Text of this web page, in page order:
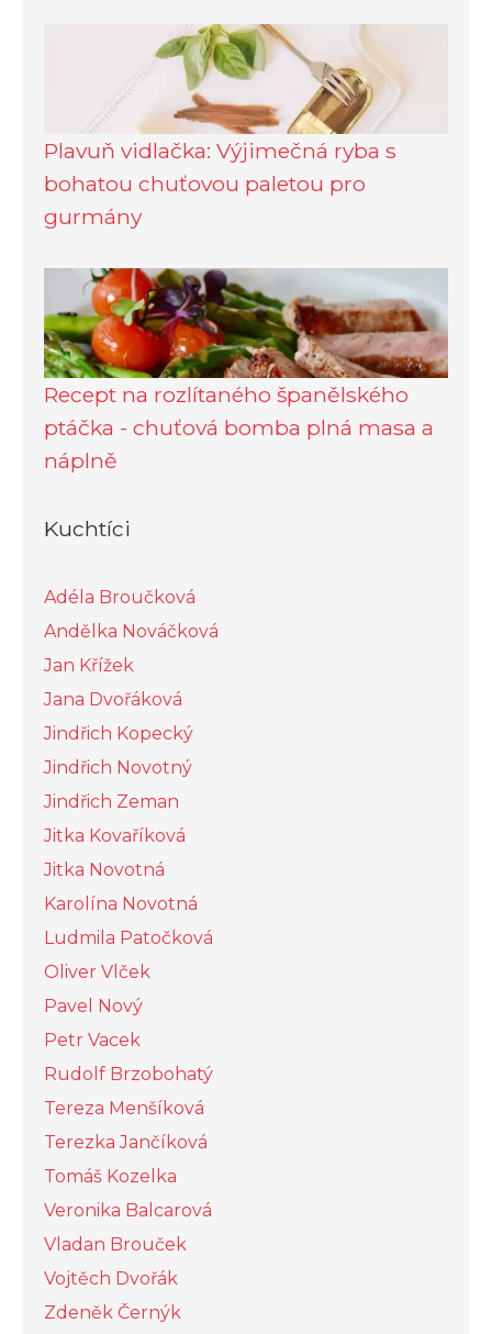
Plavuň vidlačka: Výjimečná ryba s
bohatou chuťovou paletou pro
gurmány
Recept na rozlítaného španělského
ptáčka - chuťová bomba plná masa a
náplně
Kuchtíci
Adéla Broučková
Andělka Nováčková
Jan Křížek
Jana Dvořáková
Jindřich Kopecký
Jindřich Novotný
Jindřich Zeman
Jitka Kovaříková
Jitka Novotná
Karolína Novotná
Ludmila Patočková
Oliver Vlček
Pavel Nový
Petr Vacek
Rudolf Brzobohatý
Tereza Menšíková
Terezka Jančíková
Tomáš Kozelka
Veronika Balcarová
Vladan Brouček
Vojtěch Dvořák
Zdeněk Černýk